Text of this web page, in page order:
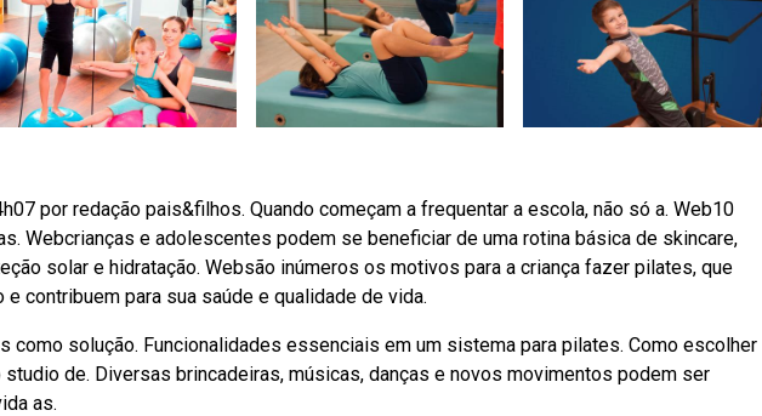
por redação pais&filhos. Quando começam a frequentar a escola, não só a. Web10
Webcrianças e adolescentes podem se beneficiar de uma rotina básica de skincare,
solar e hidratação. Websão inúmeros os motivos para a criança fazer pilates, que
contribuem para sua saúde e qualidade de vida.
como solução. Funcionalidades essenciais em um sistema para pilates. Como escolher
de. Diversas brincadeiras, músicas, danças e novos movimentos podem ser
as.